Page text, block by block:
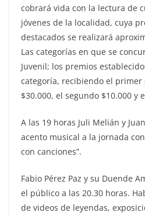
cobrará vida con la lectura de
jóvenes de la localidad, cuya
destacados se realizará
Las categorías en que se
Juvenil; los premios
categoría, recibiendo el primer
$30.000, el segundo $10.000 y
A las 19 horas Juli Melián y
acento musical a la jornada
con canciones”.
Fabio Pérez Paz y su Duende
el público a las 20.30 horas.
de videos de leyendas,